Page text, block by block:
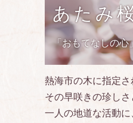
あたみ
「おもてなしの心
熱海市の木に指定さ
その早咲きの珍し
一人の地道な活動